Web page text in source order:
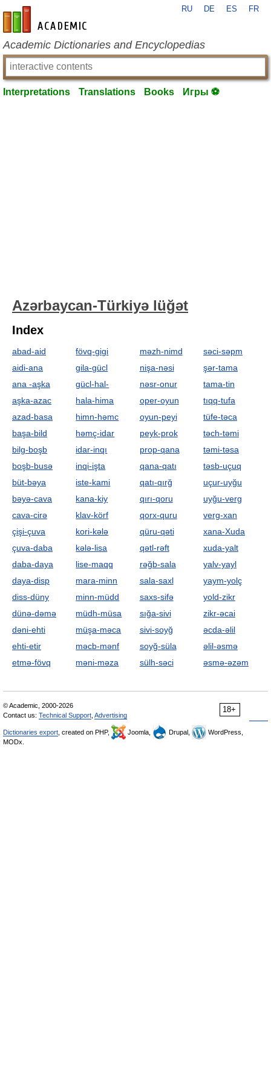
en-academic.com
RU DE ES FR
Academic Dictionaries and Encyclopedias
Interpretations Translations Books Игры ⚽
Azərbaycan-Türkiyə lüğət
Index
abad-aid
aidi-ana
ana -aşka
aşka-azac
azad-basa
başa-bild
bilg-boşb
boşb-busə
büt-bəya
bəyə-cava
cava-cirə
çişi-çuva
çuva-daba
daba-daya
daya-disp
diss-düny
dünə-dəmə
dəni-ehti
ehti-etir
etmə-fövq
fövq-gigi
gila-gücl
gücl-hal-
hala-hima
himn-həmc
həmç-idar
idar-inqı
inqi-işta
iste-kami
kana-kiy
klav-körf
kori-kələ
kələ-lisa
lise-maqq
mara-minn
minn-müdd
müdh-müsa
müşa-məca
məcb-mənf
məni-məza
məzh-nimd
nişa-nəsi
nəsr-onur
oper-oyun
oyun-peyi
peyk-prok
prop-qana
qana-qatı
qatı-qırğ
qırı-qoru
qorx-quru
qüru-qəti
qətl-rəft
rəğb-sala
sala-saxl
saxs-sifə
sığa-sivi
sivi-soyğ
soyğ-süla
sülh-səci
səci-səpm
şər-tama
tama-tin
tıqq-tufa
tüfe-təca
təch-təmi
təmi-təsa
təsb-uçuq
uçur-uyğu
uyğu-verg
verg-xan
xana-Xuda
xuda-yalt
yalv-yayl
yaym-yolç
yold-zikr
zikr-əcai
əcda-əlil
əlil-əsmə
əsmə-əzəm
18+
© Academic, 2000-2026
Contact us: Technical Support Advertising
Dictionaries export , created on PHP, Joomla, Drupal,
WordPress,
MODx.